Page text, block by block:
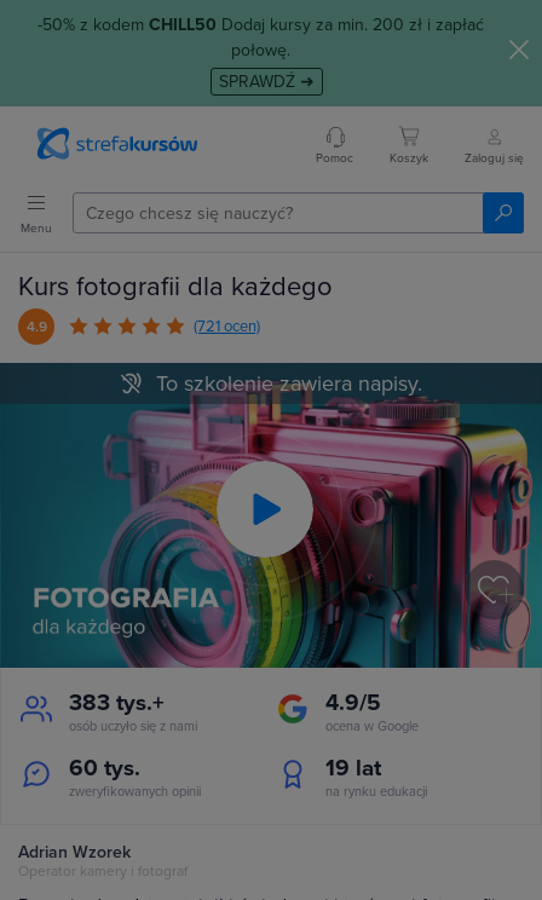
-50% z kodem CHILL50 Dodaj kursy za min. 200 zł i zapłać
połowę.
SPRAWDŹ ➜
Pomoc Koszyk Zaloguj się
Menu
Kurs fotografii dla każdego
4.9 (721 ocen)
Play
To szkolenie zawiera napisy.
383 tys.+
osób uczyło się z nami
4.9/5
ocena w Google
60 tys.
zweryfikowanych opinii
19 lat
na rynku edukacji
Adrian Wzorek
Operator kamery i fotograf